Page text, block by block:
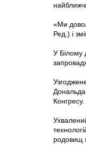
«Ми
Ред.) і
У Білому
Дональда
Конгресу.
родовищ